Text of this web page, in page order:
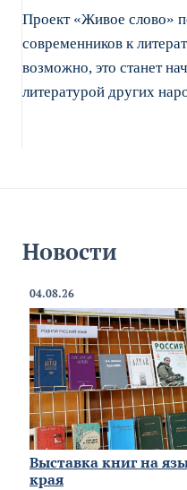
Проект «Живое слово»
современников к
возможно, это станет
литературой других
Новости
04.08.26
Выставка книг на
края